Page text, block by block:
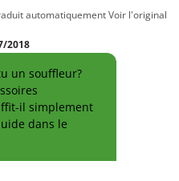
automatiquementVoir l'original
2018
un souffleur?
il simplement
dans le